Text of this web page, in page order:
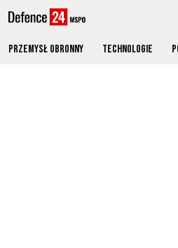
Przemysł obronny Technologie